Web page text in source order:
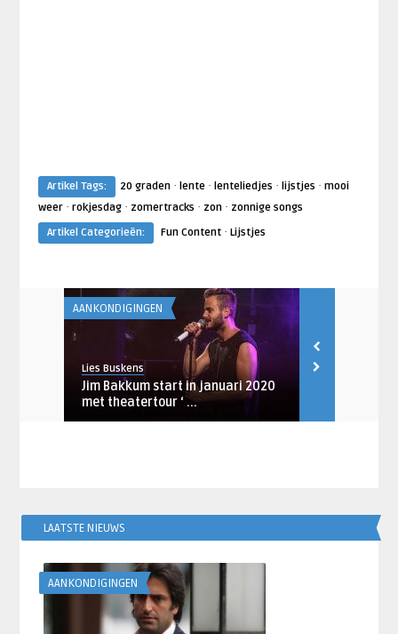
Artikel Tags: 20 graden· lente· lenteliedjes · lijstjes · mooi
weer· rokjesdag· zomertracks · zon· zonnige songs
Artikel Categorieën:
Fun Content· Lijstjes
AANKONDIGINGEN
Lies Buskens
Jim Bakkum start in januari 2020
met theatertour ‘ ...
LAATSTE NIEUWS
AANKONDIGINGEN